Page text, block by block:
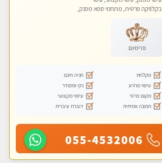
בקלניקה פרטית, מתחמי ספא מפנק,
פרימיום
מקלחת
חניה חינם
עיסוי מרגיע
נקי ומסודר
מקום פרטי
עיסוי מקצועי
תמונה אמיתית
דוברת עיברית
055-4532006